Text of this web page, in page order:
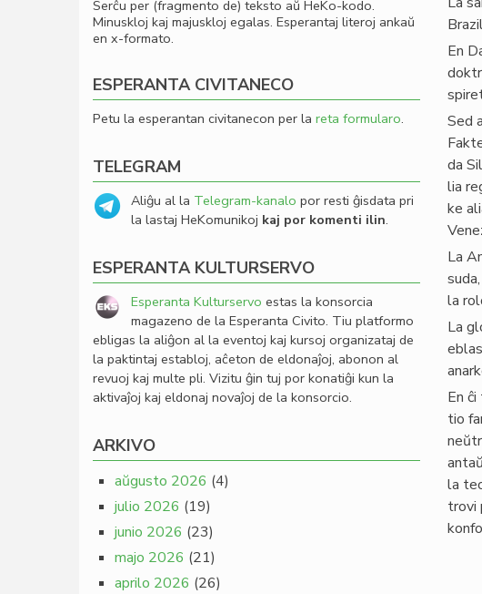
En
Sed
da
lia
ke
La
la
La
En
tio
la
trovi
Serĉu per (fragmento de) teksto aŭ HeKo-kodo.
Minuskloj kaj majuskloj egalas. Esperantaj literoj ankaŭ
en x-formato.
ESPERANTA CIVITANECO
Petu la esperantan civitanecon per la reta formularo.
TELEGRAM
Aliĝu al la Telegram-kanalo por resti ĝisdata pri
la lastaj HeKomunikoj kaj por komenti ilin.
ESPERANTA KULTURSERVO
Esperanta Kulturservo estas la konsorcia
magazeno de la Esperanta Civito. Tiu platformo
ebligas la aliĝon al la eventoj kaj kursoj organizataj de
la paktintaj establoj, aĉeton de eldonaĵoj, abonon al
revuoj kaj multe pli. Vizitu ĝin tuj por konatiĝi kun la
aktivaĵoj kaj eldonaj novaĵoj de la konsorcio.
ARKIVO
aŭgusto 2026 (4)
julio 2026 (19)
junio 2026 (23)
majo 2026 (21)
aprilo 2026 (26)